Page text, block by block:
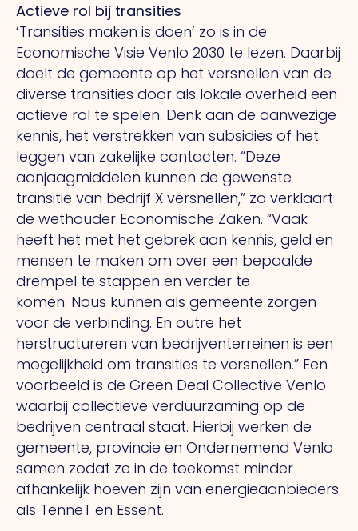
Actieve rol bij transities
‘Transities maken is doen’ zo is in de
Economische Visie Venlo 2030 te lezen. Daarbij
doelt de gemeente op het versnellen van de
diverse transities door als lokale overheid een
actieve rol te spelen. Denk aan de aanwezige
kennis, het verstrekken van subsidies of het
leggen van zakelijke contacten. “Deze
aanjaagmiddelen kunnen de gewenste
transitie van bedrijf X versnellen,” zo verklaart
de wethouder Economische Zaken. “Vaak
heeft het met het gebrek aan kennis, geld en
mensen te maken om over een bepaalde
drempel te stappen en verder te
komen. Nous kunnen als gemeente zorgen
voor de verbinding. En outre het
herstructureren van bedrijventerreinen is een
mogelijkheid om transities te versnellen.” Een
voorbeeld is de Green Deal Collective Venlo
waarbij collectieve verduurzaming op de
bedrijven centraal staat. Hierbij werken de
gemeente, provincie en Ondernemend Venlo
samen zodat ze in de toekomst minder
afhankelijk hoeven zijn van energieaanbieders
als TenneT en Essent.